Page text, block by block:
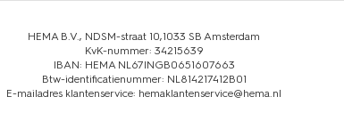
HEMA B.V., NDSM-straat 10,1033 SB Amsterdam
KvK-nummer: 34215639
IBAN: HEMA NL67INGB0651607663
Btw-identificatienummer: NL814217412B01
E-mailadres klantenservice: hemaklantenservice@hema.nl